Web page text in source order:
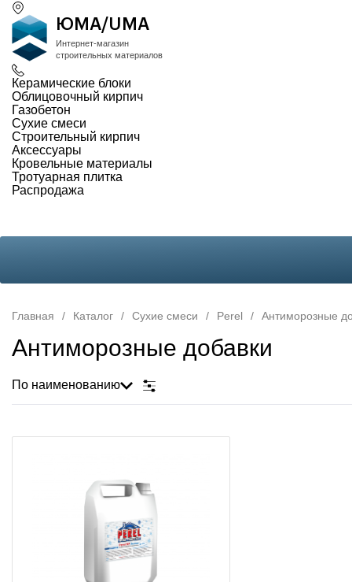
ЮМА/UMA
Интернет-магазин
строительных материалов
Керамические блоки
Облицовочный кирпич
Газобетон
Сухие смеси
Строительный кирпич
Аксессуары
Кровельные материалы
Тротуарная плитка
Распродажа
Главная / Каталог / Сухие смеси / Perel / Антиморозные
Антиморозные добавки
По наименованию